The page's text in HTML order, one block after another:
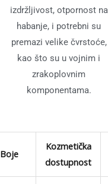
izdržljivost, otpornost na
habanje, i potrebni su
premazi velike čvrstoće,
kao što su u vojnim i
zrakoplovnim
komponentama.
Boje
Kozmetička
dostupnost